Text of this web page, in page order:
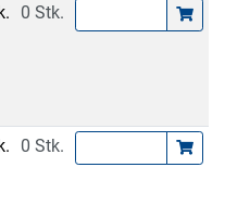
0 Stk.
0 Stk.